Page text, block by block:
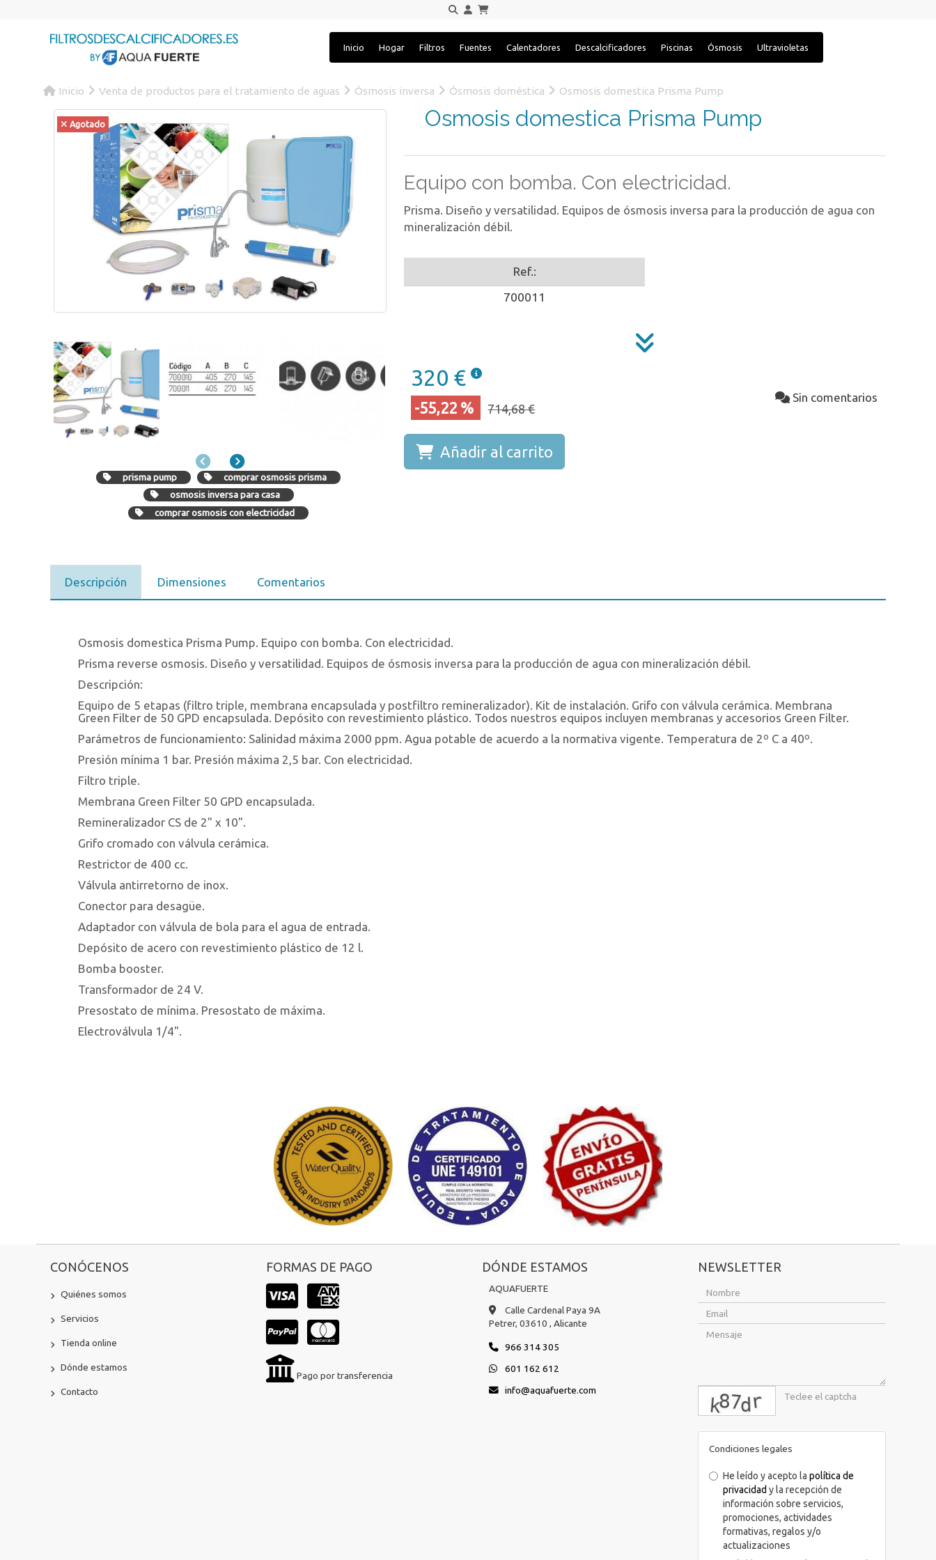
Inicio Hogar Filtros Fuentes Calentadores Descalcificadores Piscinas Ósmosis Ultravioletas
Inicio Venta de productos para el tratamiento de aguas Ósmosis inversa Ósmosis doméstica Osmosis domestica Prisma Pump
Agotado
AnteriorSiguiente
prisma pump
comprar osmosis prisma
osmosis inversa para casa
comprar osmosis con electricidad
Osmosis domestica Prisma Pump
Equipo con bomba. Con electricidad.
Prisma. Diseño y versatilidad. Equipos de ósmosis inversa para la producción de agua con
mineralización débil.
Ref.:
700011
320 €
-55,22 % 714,68 €
Sin comentarios
Añadir al carrito
Descripción Dimensiones Comentarios
Osmosis domestica Prisma Pump. Equipo con bomba. Con electricidad.
Prisma reverse osmosis. Diseño y versatilidad. Equipos de ósmosis inversa para la producción de agua con mineralización débil.
Descripción:
Equipo de 5 etapas (filtro triple, membrana encapsulada y postfiltro remineralizador). Kit de instalación. Grifo con válvula cerámica. Membrana
Green Filter de 50 GPD encapsulada. Depósito con revestimiento plástico. Todos nuestros equipos incluyen membranas y accesorios Green Filter.
Parámetros de funcionamiento: Salinidad máxima 2000 ppm. Agua potable de acuerdo a la normativa vigente. Temperatura de 2º C a 40º.
Presión mínima 1 bar. Presión máxima 2,5 bar. Con electricidad.
Filtro triple.
Membrana Green Filter 50 GPD encapsulada.
Remineralizador CS de 2" x 10".
Grifo cromado con válvula cerámica.
Restrictor de 400 cc.
Válvula antirretorno de inox.
Conector para desagüe.
Adaptador con válvula de bola para el agua de entrada.
Depósito de acero con revestimiento plástico de 12 l.
Bomba booster.
Transformador de 24 V.
Presostato de mínima. Presostato de máxima.
Electroválvula 1/4".
CONÓCENOS
Quiénes somos
Servicios
Tienda online
Dónde estamos
Contacto
FORMAS DE PAGO
Pago por transferencia
DÓNDE ESTAMOS
AQUAFUERTE
Calle Cardenal Paya 9A
Petrer, 03610 , Alicante
966 314 305
601 162 612
info
aquafuerte.com
NEWSLETTER
captcha
Condiciones legales
He leído y acepto la política de
privacidad y la recepción de
información sobre servicios,
promociones, actividades
formativas, regalos y/o
actualizaciones